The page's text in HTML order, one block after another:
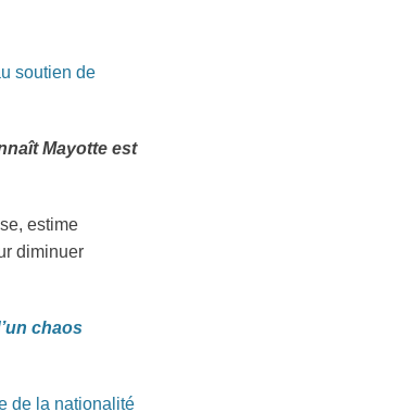
soutien de
Mayotte est
estime
diminuer
chaos
de la nationalité